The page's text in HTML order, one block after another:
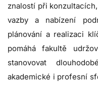
znalostí při
vazby a nabízení
plánování a realizaci
pomáhá fakultě
stanovovat
akademické i profesní